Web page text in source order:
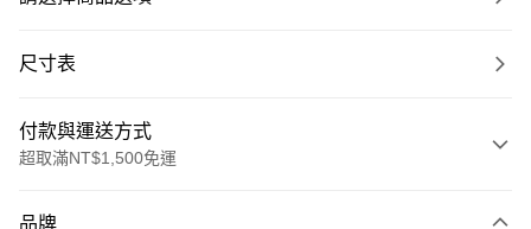
尺寸表
付款與運送方式
超取滿NT$1,500免運
品牌